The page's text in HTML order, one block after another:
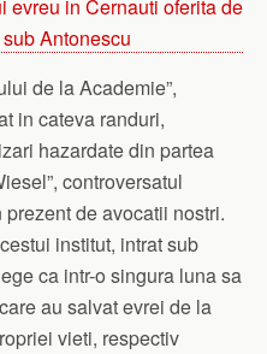
de la Academie”,
in cateva randuri,
hazardate din partea
controversatul
de avocatii nostri.
institut, intrat sub
ca intr-o singura luna sa
au salvat evrei de la
vieti, respectiv